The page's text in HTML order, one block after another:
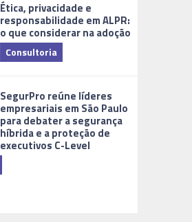
Ética, privacidade e
responsabilidade em ALPR:
o que considerar na adoção
Consultoria
SegurPro reúne líderes
empresariais em São Paulo
para debater a segurança
híbrida e a proteção de
executivos C-Level